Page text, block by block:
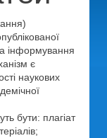
інформування
є
наукових
бути: плагіат